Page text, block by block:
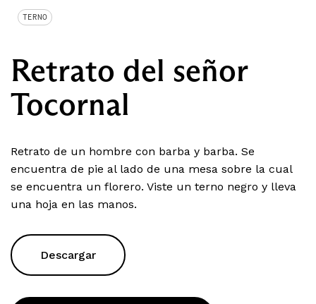
TERNO
Retrato del señor
Tocornal
Retrato de un hombre con barba y barba. Se
encuentra de pie al lado de una mesa sobre la cual
se encuentra un florero. Viste un terno negro y lleva
una hoja en las manos.
Descargar